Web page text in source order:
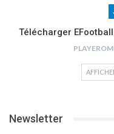
Télécharger
Newsletter